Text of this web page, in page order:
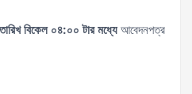
বিকেল ০৪:০০ টার মধ্যে আবেদনপত্র